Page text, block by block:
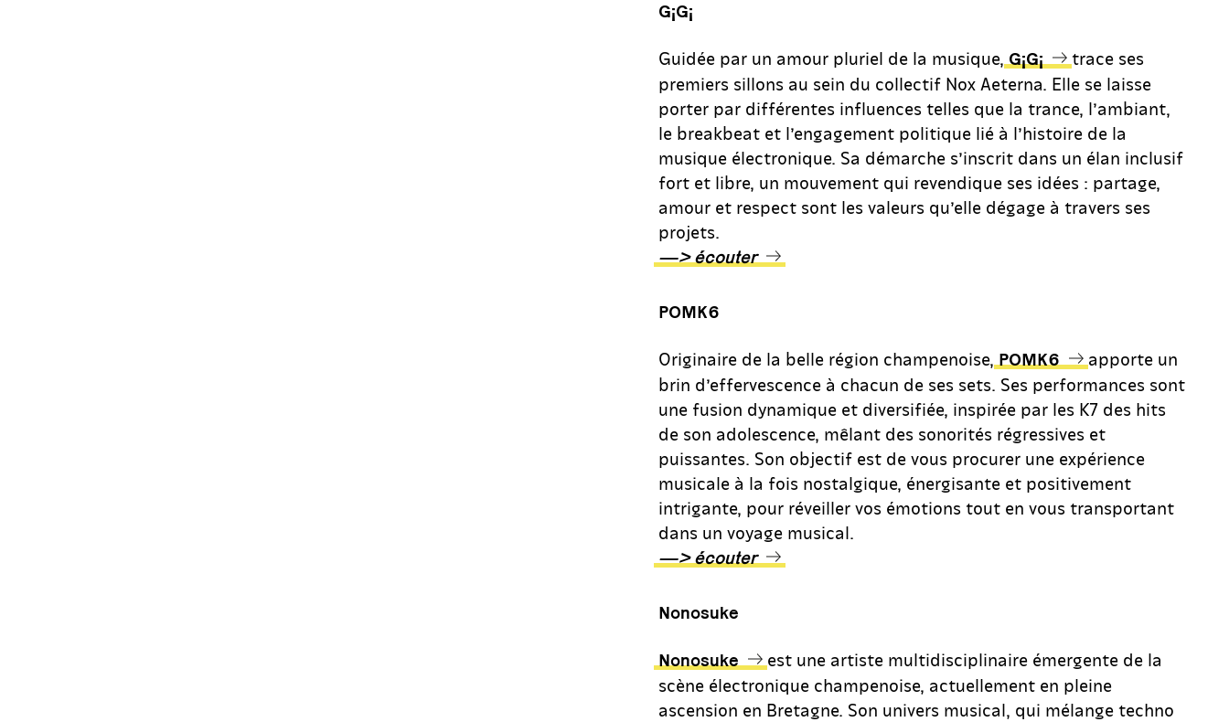
G¡G¡
Guidée par un amour pluriel de la musique, G¡G¡
trace ses
premiers sillons au sein du collectif Nox Aeterna. Elle se laisse
porter par différentes influences telles que la trance, l’ambiant,
le breakbeat et l’engagement politique lié à l’histoire de la
musique électronique. Sa démarche s’inscrit dans un élan inclusif
fort et libre, un mouvement qui revendique ses idées : partage,
amour et respect sont les valeurs qu’elle dégage à travers ses
projets.
—> écouter
POMK6
Originaire de la belle région champenoise, POMK6
apporte un
brin d’effervescence à chacun de ses sets. Ses performances sont
une fusion dynamique et diversifiée, inspirée par les K7 des hits
de son adolescence, mêlant des sonorités régressives et
puissantes. Son objectif est de vous procurer une expérience
musicale à la fois nostalgique, énergisante et positivement
intrigante, pour réveiller vos émotions tout en vous transportant
dans un voyage musical.
—> écouter
Nonosuke
Nonosuke
est une artiste multidisciplinaire émergente de la
scène électronique champenoise, actuellement en pleine
ascension en Bretagne. Son univers musical, qui mélange techno